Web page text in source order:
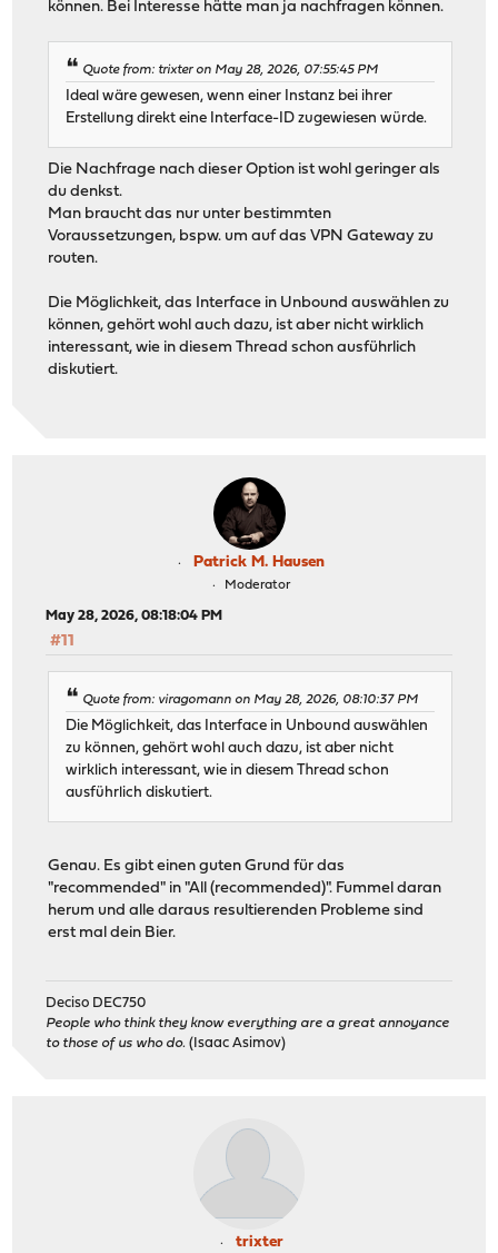
können. Bei Interesse hätte man ja nachfragen können.
Quote from: trixter on May 28, 2026, 07:55:45 PM
Ideal wäre gewesen, wenn einer Instanz bei ihrer
Erstellung direkt eine Interface-ID zugewiesen würde.
Die Nachfrage nach dieser Option ist wohl geringer als
du denkst.
Man braucht das nur unter bestimmten
Voraussetzungen, bspw. um auf das VPN Gateway zu
routen.
Die Möglichkeit, das Interface in Unbound auswählen zu
können, gehört wohl auch dazu, ist aber nicht wirklich
interessant, wie in diesem Thread schon ausführlich
diskutiert.
Patrick M. Hausen
Moderator
May 28, 2026, 08:18:04 PM
#11
Quote from: viragomann on May 28, 2026, 08:10:37 PM
Die Möglichkeit, das Interface in Unbound auswählen
zu können, gehört wohl auch dazu, ist aber nicht
wirklich interessant, wie in diesem Thread schon
ausführlich diskutiert.
Genau. Es gibt einen guten Grund für das
"recommended" in "All (recommended)". Fummel daran
herum und alle daraus resultierenden Probleme sind
erst mal dein Bier.
Deciso DEC750
People who think they know everything are a great annoyance
to those of us who do. (Isaac Asimov)
trixter